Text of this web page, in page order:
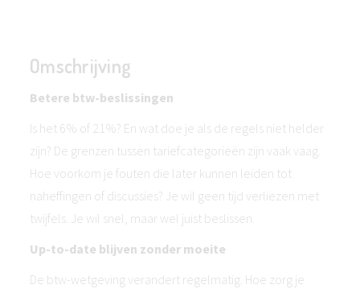
Omschrijving
Betere btw-beslissingen
Is het 6% of 21%? En wat doe je als de regels niet helder
zijn? De grenzen tussen tariefcategorieën zijn vaak vaag.
Hoe voorkom je fouten die later kunnen leiden tot
naheffingen of discussies? Je wil geen tijd verliezen met
twijfels. Je wil snel, maar wel juist beslissen.
Up-to-date blijven zonder moeite
De btw-wetgeving verandert regelmatig. Hoe zorg je